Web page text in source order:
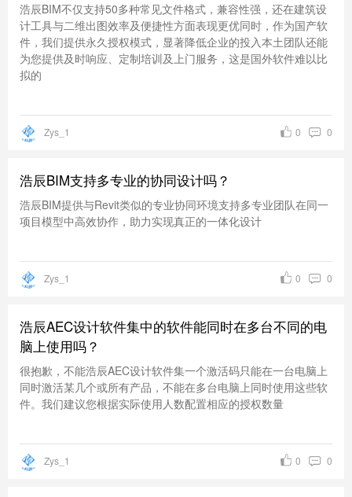
浩辰BIM不仅支持50多种常见文件格式，兼容性强，还在建筑设
计工具与二维出图效率及便捷性方面表现更优同时，作为国产软
件，我们提供永久授权模式，显著降低企业的投入本土团队还能
为您提供及时响应、定制培训及上门服务，这是国外软件难以比
拟的
Zys_1 0
0
浩辰BIM支持多专业的协同设计吗？
浩辰BIM提供与Revit类似的专业协同环境支持多专业团队在同一
项目模型中高效协作，助力实现真正的一体化设计
Zys_1 0
0
浩辰AEC设计软件集中的软件能同时在多台不同的电
脑上使用吗？
很抱歉，不能浩辰AEC设计软件集一个激活码只能在一台电脑上
同时激活某几个或所有产品，不能在多台电脑上同时使用这些软
件。我们建议您根据实际使用人数配置相应的授权数量
Zys_1 0
0